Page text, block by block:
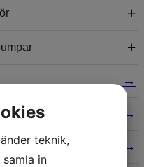
teknik,
in